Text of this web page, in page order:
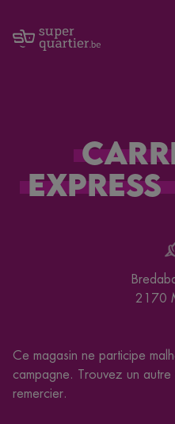
Express
2170
Ce magasin ne participe
campagne. Trouvez un
remercier.